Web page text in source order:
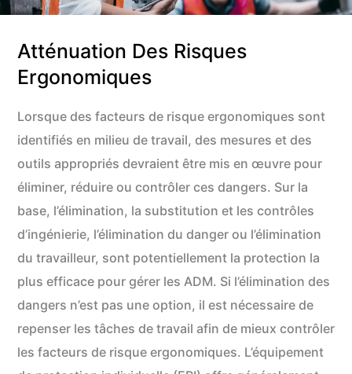
Atténuation Des Risques
Ergonomiques
Lorsque des facteurs de risque ergonomiques sont
identifiés en milieu de travail, des mesures et des
outils appropriés devraient être mis en œuvre pour
éliminer, réduire ou contrôler ces dangers. Sur la
base, l’élimination, la substitution et les contrôles
d’ingénierie, l’élimination du danger ou l’élimination
du travailleur, sont potentiellement la protection la
plus efficace pour gérer les ADM. Si l’élimination des
dangers n’est pas une option, il est nécessaire de
repenser les tâches de travail afin de mieux contrôler
les facteurs de risque ergonomiques. L’équipement